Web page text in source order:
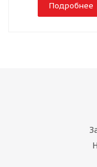
Подробнее